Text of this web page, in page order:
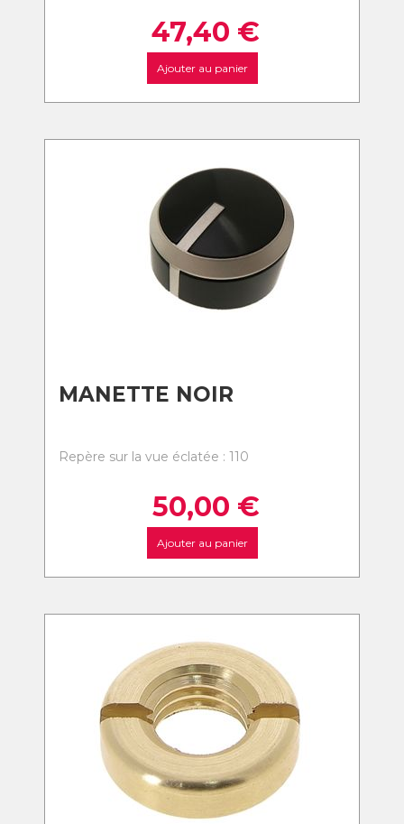
47,40 €
Ajouter au panier
MANETTE NOIR
Repère sur la vue éclatée : 110
50,00 €
Ajouter au panier